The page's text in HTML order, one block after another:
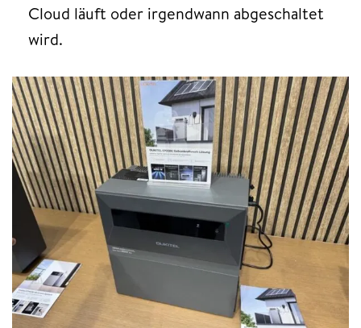
Cloud läuft oder irgendwann abgeschaltet
wird.